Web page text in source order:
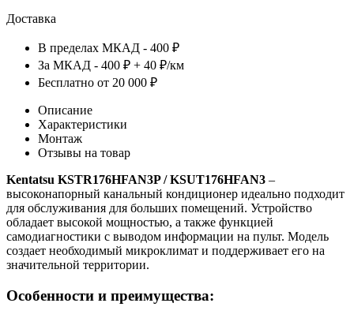
Доставка
В пределах МКАД - 400 ₽
За МКАД - 400 ₽ + 40 ₽/км
Бесплатно от 20 000 ₽
Описание
Характеристики
Монтаж
Отзывы на товар
Kentatsu KSTR176HFAN3P / KSUT176HFAN3 –
высоконапорный канальный кондиционер идеально подходит
для обслуживания для больших помещений. Устройство
обладает высокой мощностью, а также функцией
самодиагностики с выводом информации на пульт. Модель
создает необходимый микроклимат и поддерживает его на
значительной территории.
Особенности и преимущества: